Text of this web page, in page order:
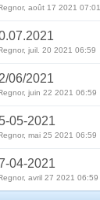
août 17 2021 07:01
juil. 20 2021 06:59
06/2021
juin 22 2021 06:59
05-2021
mai 25 2021 06:59
04-2021
avril 27 2021 06:59